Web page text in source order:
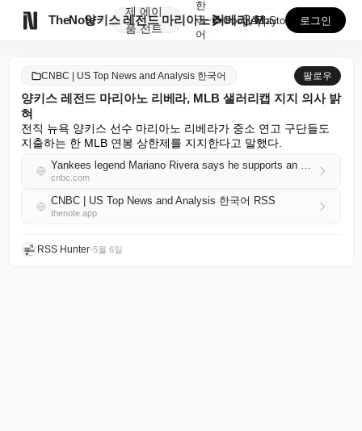
TheNote
제
품
에이
전트
양키스 레전드 마리아노 리베라, MLB 샐러리캡 지지 ...
한
국
어
GooglePlay
AppStore 로그인
CNBC | US Top News and Analysis 한국어 팔로우
양키스 레전드 마리아노 리베라, MLB 샐러리캡 지지 의사 밝
혀
전직 뉴욕 양키스 선수 마리아노 리베라가 중소 연고 구단들도
지출하는 한 MLB 연봉 상한제를 지지한다고 말했다.
Yankees legend Mariano Rivera says he supports an MLB salary cap
cnbc.com
CNBC | US Top News and Analysis 한국어 RSS
thenote.app
RSS Hunter•5월 6일